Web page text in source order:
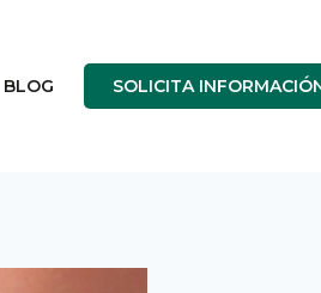
BLOG SOLICITA